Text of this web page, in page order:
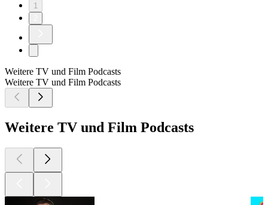
1
Weitere TV und Film Podcasts
Weitere TV und Film Podcasts
Weitere TV und Film Podcasts